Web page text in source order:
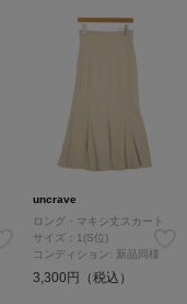
uncrave
ロング・マキシ丈スカート
サイズ：1(S位)
コンディション: 新品同様
3,300円（税込）